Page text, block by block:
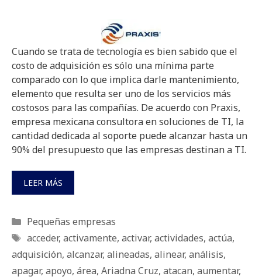
Cuando se trata de tecnología es bien sabido que el
costo de adquisición es sólo una mínima parte
comparado con lo que implica darle mantenimiento,
elemento que resulta ser uno de los servicios más
costosos para las compañías. De acuerdo con Praxis,
empresa mexicana consultora en soluciones de TI, la
cantidad dedicada al soporte puede alcanzar hasta un
90% del presupuesto que las empresas destinan a TI.
LEER MÁS
Categorías
Pequeñas empresas
Etiquetas
acceder, activamente, activar, actividades, actúa,
adquisición, alcanzar, alineadas, alinear, análisis,
apagar, apoyo, área, Ariadna Cruz, atacan, aumentar,